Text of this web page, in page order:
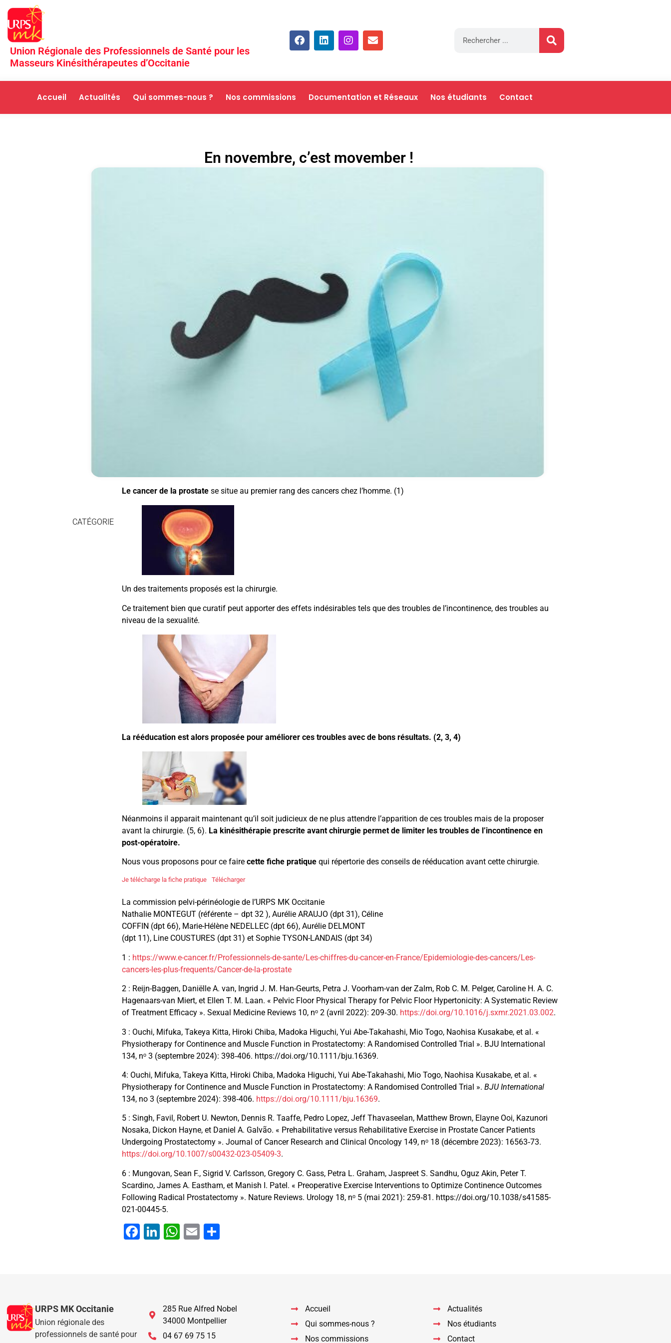
Union Régionale des Professionnels de Santé pour les
Masseurs Kinésithérapeutes d’Occitanie
Accueil Actualités Qui sommes-nous ? Nos commissions Documentation et Réseaux Nos étudiants Contact
En novembre, c’est movember !
CATÉGORIE
Le cancer de la prostatese situe au premier rang des cancers chez l’homme. (1)
Un des traitements proposés est la chirurgie.
Ce traitement bien que curatif peut apporter des effets indésirables tels que des troubles de l’incontinence, des troubles au
niveau de la sexualité.
La rééducation est alors proposée pour améliorer ces troubles avec de bons résultats. (2, 3, 4)
Néanmoins il apparait maintenant qu’il soit judicieux de ne plus attendre l’apparition de ces troubles mais de la proposer
avant la chirurgie. (5, 6). La kinésithérapie prescrite avant chirurgie permet de limiter les troubles de l’incontinence en
post-opératoire.
Nous vous proposons pour ce fairecette fiche pratiquequi répertorie des conseils de rééducation avant cette chirurgie.
Je télécharge la fiche pratique Télécharger
La commission pelvi-périnéologie de l’URPS MK Occitanie
Nathalie MONTEGUT (référente – dpt 32 ), Aurélie ARAUJO (dpt 31), Céline
COFFIN (dpt 66), Marie-Hélène NEDELLEC (dpt 66), Aurélie DELMONT
(dpt 11), Line COUSTURES (dpt 31) et Sophie TYSON-LANDAIS (dpt 34)
1 : https://www.e-cancer.fr/Professionnels-de-sante/Les-chiffres-du-cancer-en-France/Epidemiologie-des-cancers/Les-
cancers-les-plus-frequents/Cancer-de-la-prostate
2 : Reijn-Baggen, Daniëlle A. van, Ingrid J. M. Han-Geurts, Petra J. Voorham-van der Zalm, Rob C. M. Pelger, Caroline H. A. C.
Hagenaars-van Miert, et Ellen T. M. Laan. « Pelvic Floor Physical Therapy for Pelvic Floor Hypertonicity: A Systematic Review
of Treatment Efficacy ». Sexual Medicine Reviews 10, nᵒ 2 (avril 2022): 209‑30. https://doi.org/10.1016/j.sxmr.2021.03.002.
3 : Ouchi, Mifuka, Takeya Kitta, Hiroki Chiba, Madoka Higuchi, Yui Abe-Takahashi, Mio Togo, Naohisa Kusakabe, et al. «
Physiotherapy for Continence and Muscle Function in Prostatectomy: A Randomised Controlled Trial ». BJU International
134, nᵒ 3 (septembre 2024): 398‑406. https://doi.org/10.1111/bju.16369.
4: Ouchi, Mifuka, Takeya Kitta, Hiroki Chiba, Madoka Higuchi, Yui Abe-Takahashi, Mio Togo, Naohisa Kusakabe, et al. «
Physiotherapy for Continence and Muscle Function in Prostatectomy: A Randomised Controlled Trial ».BJU International
134, no 3 (septembre 2024): 398‑406. https://doi.org/10.1111/bju.16369.
5 : Singh, Favil, Robert U. Newton, Dennis R. Taaffe, Pedro Lopez, Jeff Thavaseelan, Matthew Brown, Elayne Ooi, Kazunori
Nosaka, Dickon Hayne, et Daniel A. Galvão. « Prehabilitative versus Rehabilitative Exercise in Prostate Cancer Patients
Undergoing Prostatectomy ». Journal of Cancer Research and Clinical Oncology 149, nᵒ 18 (décembre 2023): 16563‑73.
https://doi.org/10.1007/s00432-023-05409-3.
6 : Mungovan, Sean F., Sigrid V. Carlsson, Gregory C. Gass, Petra L. Graham, Jaspreet S. Sandhu, Oguz Akin, Peter T.
Scardino, James A. Eastham, et Manish I. Patel. « Preoperative Exercise Interventions to Optimize Continence Outcomes
Following Radical Prostatectomy ». Nature Reviews. Urology 18, nᵒ 5 (mai 2021): 259‑81. https://doi.org/10.1038/s41585-
021-00445-5.
Facebook
LinkedIn
WhatsApp
Email
URPS MK Occitanie
Union régionale des
professionnels de santé pour
285 Rue Alfred Nobel
34000 Montpellier
04 67 69 75 15
Accueil
Qui sommes-nous ?
Nos commissions
Actualités
Nos étudiants
Contact